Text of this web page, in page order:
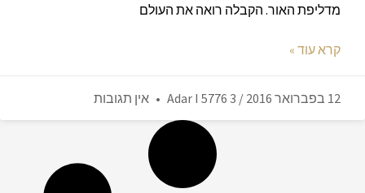
מדליפת האור. הקבלה רואה את העולם
קרא עוד »
12 בפברואר 2016 / 3 Adar I 5776 אין תגובות